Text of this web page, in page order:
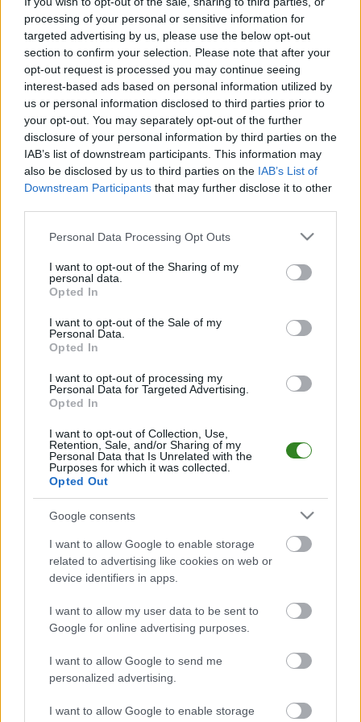
processing of your personal or sensitive information for
targeted advertising by us, please use the below opt-out
section to confirm your selection. Please note that after your
opt-out request is processed you may continue seeing
interest-based ads based on personal information utilized by
us or personal information disclosed to third parties prior to
your opt-out. You may separately opt-out of the further
disclosure of your personal information by third parties on the
IAB’s list of downstream participants. This information may
also be disclosed by us to third parties on the IAB’s List of
Downstream Participants that may further disclose it to other
Please note that this website/app uses one or more Google
not limited to your visit or usage behaviour. You may click to
grant or deny consent to Google and its third-party tags to
use your data for below specified purposes in below Google
consent section.
Personal Data Processing Opt Outs
I want to opt-out of the Sharing of my
personal data.
Opted In
I want to opt-out of the Sale of my
Personal Data.
Opted In
I want to opt-out of processing my
Personal Data for Targeted Advertising.
Opted In
I want to opt-out of Collection, Use,
Retention, Sale, and/or Sharing of my
Personal Data that Is Unrelated with the
Purposes for which it was collected.
Opted Out
Google consents
I want to allow Google to enable storage
related to advertising like cookies on web or
device identifiers in apps.
I want to allow my user data to be sent to
Google for online advertising purposes.
I want to allow Google to send me
personalized advertising.
I want to allow Google to enable storage
Czardasz Osiek Jasielski - występy w sezonach
SEZON LIGA MIEJSCE
2025/2026 Krosno > Klasa B, gr. V
1.
2024/2025
Krosno > Klasa A, gr. III
15.
2023/2024
Krosno > Klasa A, gr. III
10.
2022/2023
Krosno > Klasa B, gr. V
2.
2021/2022
Krosno > Klasa A, gr. III 13.
Czardasz Osiek Jasielski - ostatnie mecze
Tabela: Krosno > Klasa A, gr. III (sezon 2026/2027)
DRUŻYNA
mecze,Pkt punkty · zwycięstwo remis
Czardasz Osiek Jasielski - mecze rozegrane u siebie
DRUŻYNA GOLE
mecze,Pktpunkty · zwycięstwo remis porażka
Czardasz Osiek Jasielski - mecze rozegrane na wyjeździe
zwycięstwo porażka
PIŁKARZ BRAMKI